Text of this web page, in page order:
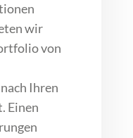
wir
von
Ihren
Einen